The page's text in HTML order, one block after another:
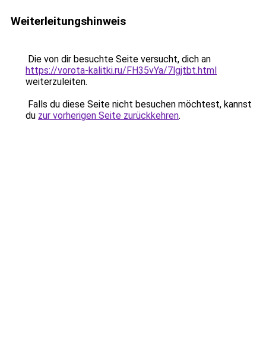
Weiterleitungshinweis
Die von dir besuchte Seite versucht, dich an
https://vorota-kalitki.ru/FH35vYa/7lgjtbt.html
weiterzuleiten.
Falls du diese Seite nicht besuchen möchtest, kannst
du zur vorherigen Seite zurückkehren.